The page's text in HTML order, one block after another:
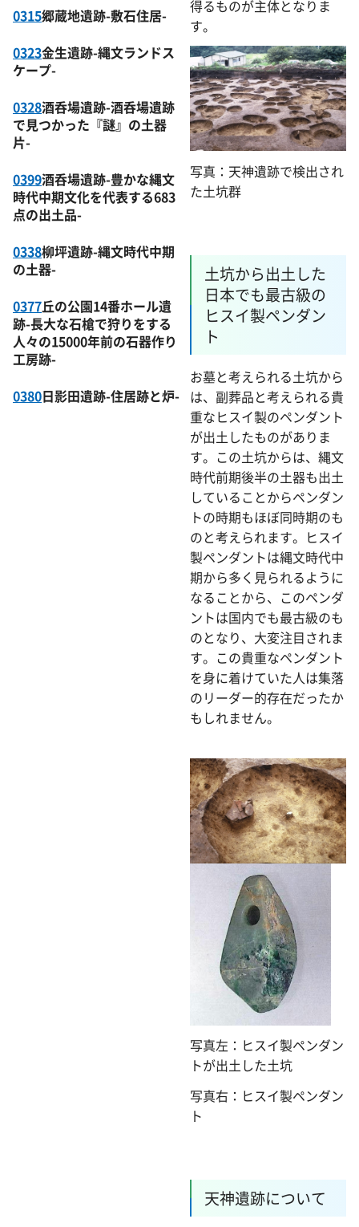
0315郷蔵地遺跡-敷石住居-
0323金生遺跡-縄文ランドス
ケープ-
0328酒呑場遺跡-酒呑場遺跡
で見つかった『謎』の土器
片-
0399酒呑場遺跡-豊かな縄文
時代中期文化を代表する683
点の出土品-
0338柳坪遺跡-縄文時代中期
の土器-
0377丘の公園14番ホール遺
跡-長大な石槍で狩りをする
人々の15000年前の石器作り
工房跡-
0380日影田遺跡-住居跡と炉-
得るものが主体となりま
す。
写真：天神遺跡で検出され
た土坑群
土坑から出土した
日本でも最古級の
ヒスイ製ペンダン
ト
お墓と考えられる土坑から
は、副葬品と考えられる貴
重なヒスイ製のペンダント
が出土したものがありま
す。この土坑からは、縄文
時代前期後半の土器も出土
していることからペンダン
トの時期もほぼ同時期のも
のと考えられます。ヒスイ
製ペンダントは縄文時代中
期から多く見られるように
なることから、このペンダ
ントは国内でも最古級のも
のとなり、大変注目されま
す。この貴重なペンダント
を身に着けていた人は集落
のリーダー的存在だったか
もしれません。
写真左：ヒスイ製ペンダン
トが出土した土坑
写真右：ヒスイ製ペンダン
ト
天神遺跡について